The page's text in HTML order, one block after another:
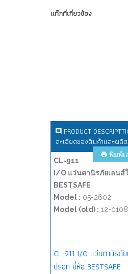
แท็กที่เกี่ยวข้อง
PRODUCT
ละเอียดของสินค้าและผ
พิมพ์เ
CL-911
I/O แว่นตานิรภัยเลนส์
BESTSAFE
Model : 05-2602
Model (old) : 12-
CL-911 I/O แว่นตานิรภั
ปรอท ยี่ห้อ BESTSAFE